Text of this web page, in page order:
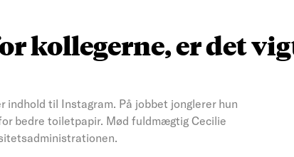
kollegerne, er det
til Instagram. På jobbet jonglerer hun
bedre toiletpapir. Mød fuldmægtig Cecilie